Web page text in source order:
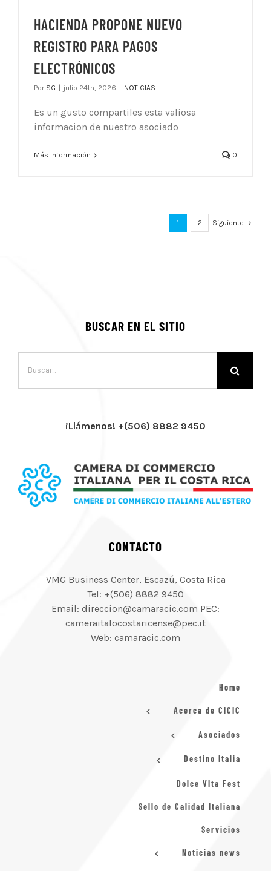
HACIENDA PROPONE NUEVO
REGISTRO PARA PAGOS
ELECTRÓNICOS
Por SG | julio 24th, 2026 | NOTICIAS
Es un gusto compartiles esta valiosa
informacion de nuestro asociado
Más información 0
1 2 Siguiente
BUSCAR EN EL SITIO
¡Llámenos! +(506) 8882 9450
CONTACTO
VMG Business Center, Escazú, Costa Rica
Tel: +(506) 8882 9450
Email: direccion@camaracic.com PEC:
cameraitalocostaricense@pec.it
Web: camaracic.com
Home
Acerca de CICIC
Asociados
Destino Italia
Dolce VIta Fest
Sello de Calidad Italiana
Servicios
Noticias news